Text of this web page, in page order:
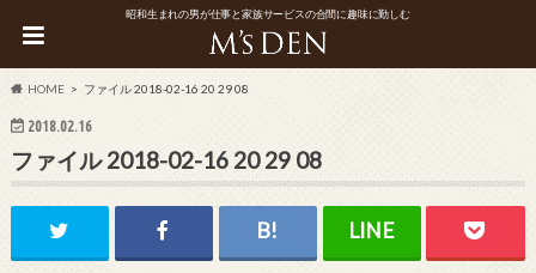
昭和生まれの男が仕事と家族サービスの合間に趣味に勤しむ
HOME ファイル 2018-02-16 20 29 08
2018.02.16
ファイル 2018-02-16 20 29 08